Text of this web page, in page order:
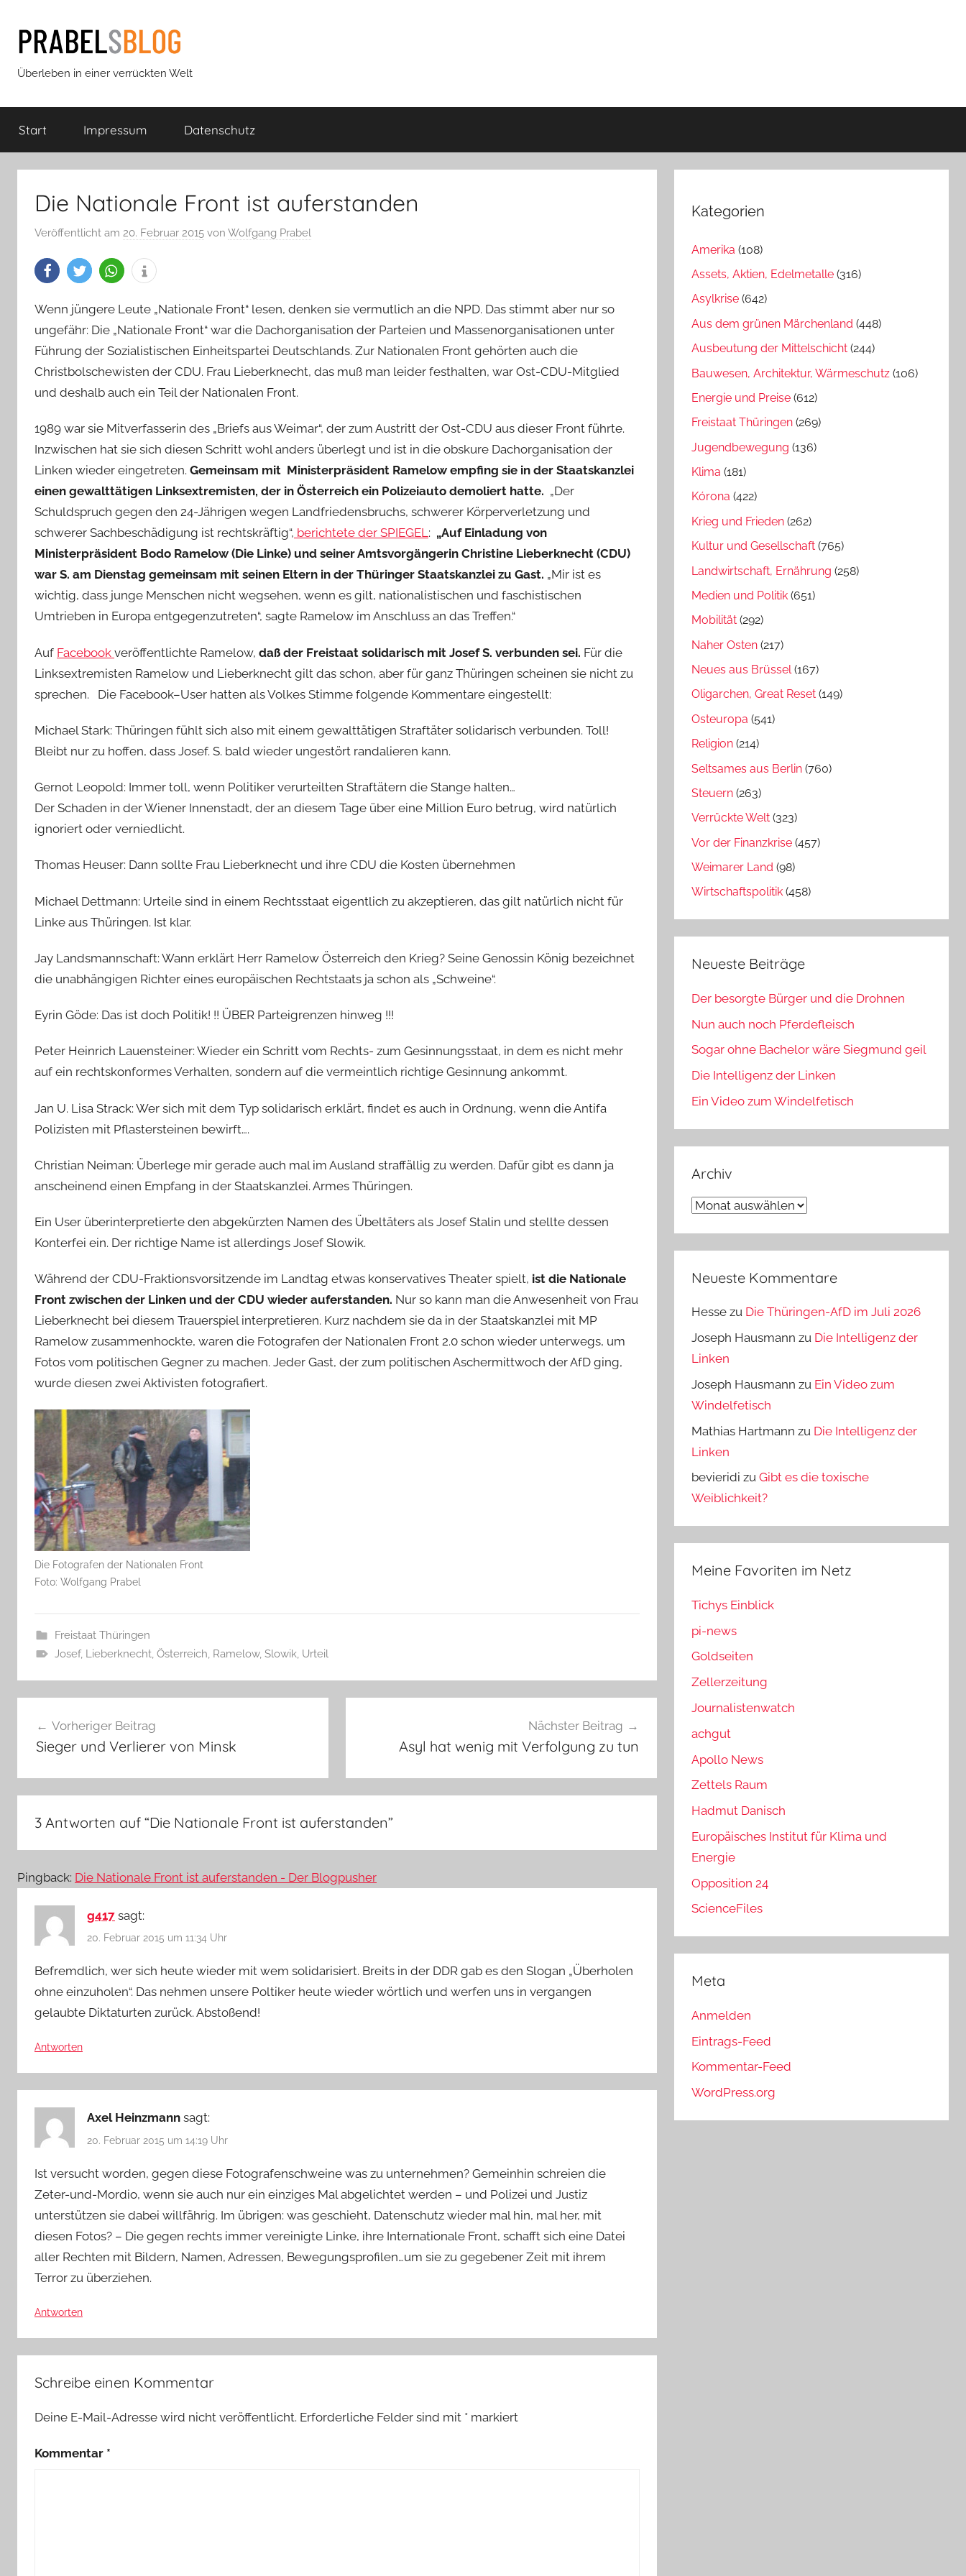
Inhalt
springen
Prabels
Blog
Überleben in einer verrückten Welt
Start Impressum Datenschutz
Die Nationale Front ist auferstanden
Veröffentlicht am 20. Februar 2015 von Wolfgang Prabel
Wenn jüngere Leute „Nationale Front“ lesen, denken sie vermutlich an die NPD. Das stimmt aber nur so
ungefähr: Die „Nationale Front“ war die Dachorganisation der Parteien und Massenorganisationen unter
Führung der Sozialistischen Einheitspartei Deutschlands. Zur Nationalen Front gehörten auch die
Christbolschewisten der CDU. Frau Lieberknecht, das muß man leider festhalten, war Ost-CDU-Mitglied
und deshalb auch ein Teil der Nationalen Front.
1989 war sie Mitverfasserin des „Briefs aus Weimar“, der zum Austritt der Ost-CDU aus dieser Front führte.
Inzwischen hat sie sich diesen Schritt wohl anders überlegt und ist in die obskure Dachorganisation der
Linken wieder eingetreten. Gemeinsam mit Ministerpräsident Ramelow empfing sie in der Staatskanzlei
einen gewalttätigen Linksextremisten, der in Österreich ein Polizeiauto demoliert hatte. „Der
Schuldspruch gegen den 24-Jährigen wegen Landfriedensbruchs, schwerer Körperverletzung und
schwerer Sachbeschädigung ist rechtskräftig“, berichtete der SPIEGEL: „Auf Einladung von
Ministerpräsident Bodo Ramelow (Die Linke) und seiner Amtsvorgängerin Christine Lieberknecht (CDU)
war S. am Dienstag gemeinsam mit seinen Eltern in der Thüringer Staatskanzlei zu Gast. „Mir ist es
wichtig, dass junge Menschen nicht wegsehen, wenn es gilt, nationalistischen und faschistischen
Umtrieben in Europa entgegenzutreten“, sagte Ramelow im Anschluss an das Treffen.“
Auf Facebook veröffentlichte Ramelow, daß der Freistaat solidarisch mit Josef S. verbunden sei. Für die
Linksextremisten Ramelow und Lieberknecht gilt das schon, aber für ganz Thüringen scheinen sie nicht zu
sprechen. Die Facebook–User hatten als Volkes Stimme folgende Kommentare eingestellt:
Michael Stark: Thüringen fühlt sich also mit einem gewalttätigen Straftäter solidarisch verbunden. Toll!
Bleibt nur zu hoffen, dass Josef. S. bald wieder ungestört randalieren kann.
Gernot Leopold: Immer toll, wenn Politiker verurteilten Straftätern die Stange halten…
Der Schaden in der Wiener Innenstadt, der an diesem Tage über eine Million Euro betrug, wird natürlich
ignoriert oder verniedlicht.
Thomas Heuser: Dann sollte Frau Lieberknecht und ihre CDU die Kosten übernehmen
Michael Dettmann: Urteile sind in einem Rechtsstaat eigentlich zu akzeptieren, das gilt natürlich nicht für
Linke aus Thüringen. Ist klar.
Jay Landsmannschaft: Wann erklärt Herr Ramelow Österreich den Krieg? Seine Genossin König bezeichnet
die unabhängigen Richter eines europäischen Rechtstaats ja schon als „Schweine“.
Eyrin Göde: Das ist doch Politik! !! ÜBER Parteigrenzen hinweg !!!
Peter Heinrich Lauensteiner: Wieder ein Schritt vom Rechts- zum Gesinnungsstaat, in dem es nicht mehr
auf ein rechtskonformes Verhalten, sondern auf die vermeintlich richtige Gesinnung ankommt.
Jan U. Lisa Strack: Wer sich mit dem Typ solidarisch erklärt, findet es auch in Ordnung, wenn die Antifa
Polizisten mit Pflastersteinen bewirft….
Christian Neiman: Überlege mir gerade auch mal im Ausland straffällig zu werden. Dafür gibt es dann ja
anscheinend einen Empfang in der Staatskanzlei. Armes Thüringen.
Ein User überinterpretierte den abgekürzten Namen des Übeltäters als Josef Stalin und stellte dessen
Konterfei ein. Der richtige Name ist allerdings Josef Slowik.
Während der CDU-Fraktionsvorsitzende im Landtag etwas konservatives Theater spielt, ist die Nationale
Front zwischen der Linken und der CDU wieder auferstanden. Nur so kann man die Anwesenheit von Frau
Lieberknecht bei diesem Trauerspiel interpretieren. Kurz nachdem sie da in der Staatskanzlei mit MP
Ramelow zusammenhockte, waren die Fotografen der Nationalen Front 2.0 schon wieder unterwegs, um
Fotos vom politischen Gegner zu machen. Jeder Gast, der zum politischen Aschermittwoch der AfD ging,
wurde diesen zwei Aktivisten fotografiert.
Die Fotografen der Nationalen Front
Foto: Wolfgang Prabel
Freistaat Thüringen
Josef, Lieberknecht, Österreich Ramelow, Slowik, Urteil
Vorheriger Beitrag
Sieger und Verlierer von Minsk
Nächster Beitrag
Asyl hat wenig mit Verfolgung zu tun
3 Antworten auf “Die Nationale Front ist auferstanden”
Pingback: Die Nationale Front ist auferstanden - Der Blogpusher
g417 sagt:
20. Februar 2015 um 11:34 Uhr
Befremdlich, wer sich heute wieder mit wem solidarisiert. Breits in der DDR gab es den Slogan „Überholen
ohne einzuholen“. Das nehmen unsere Poltiker heute wieder wörtlich und werfen uns in vergangen
gelaubte Diktaturten zurück. Abstoßend!
Antworten
Axel Heinzmann sagt:
20. Februar 2015 um 14:19 Uhr
Ist versucht worden, gegen diese Fotografenschweine was zu unternehmen? Gemeinhin schreien die
Zeter-und-Mordio, wenn sie auch nur ein einziges Mal abgelichtet werden – und Polizei und Justiz
unterstützen sie dabei willfährig. Im übrigen: was geschieht, Datenschutz wieder mal hin, mal her, mit
diesen Fotos? – Die gegen rechts immer vereinigte Linke, ihre Internationale Front, schafft sich eine Datei
aller Rechten mit Bildern, Namen, Adressen, Bewegungsprofilen…um sie zu gegebener Zeit mit ihrem
Terror zu überziehen.
Antworten
Schreibe einen Kommentar
Deine E-Mail-Adresse wird nicht veröffentlicht. Erforderliche Felder sind mit * markiert
Kommentar *
Kategorien
Amerika (108)
Assets, Aktien, Edelmetalle (316)
Asylkrise (642)
Aus dem grünen Märchenland (448)
Ausbeutung der Mittelschicht (244)
Bauwesen, Architektur, Wärmeschutz (106)
Energie und Preise (612)
Freistaat Thüringen (269)
Jugendbewegung (136)
Klima (181)
Kórona (422)
Krieg und Frieden (262)
Kultur und Gesellschaft (765)
Landwirtschaft, Ernährung (258)
Medien und Politik (651)
Mobilität (292)
Naher Osten (217)
Neues aus Brüssel(167)
Oligarchen, Great Reset (149)
Osteuropa (541)
Religion (214)
Seltsames aus Berlin (760)
Steuern (263)
Verrückte Welt (323)
Vor der Finanzkrise (457)
Weimarer Land (98)
Wirtschaftspolitik (458)
Neueste Beiträge
Der besorgte Bürger und die Drohnen
Nun auch noch Pferdefleisch
Sogar ohne Bachelor wäre Siegmund geil
Die Intelligenz der Linken
Ein Video zum Windelfetisch
Archiv
Archiv
Neueste Kommentare
Hesse zu Die Thüringen-AfD im Juli 2026
Joseph Hausmann zu Die Intelligenz der
Linken
Joseph Hausmann zu Ein Video zum
Windelfetisch
Mathias Hartmann zu Die Intelligenz der
Linken
bevieridi zuGibt es die toxische
Weiblichkeit?
Meine Favoriten im Netz
Tichys Einblick
pi-news
Goldseiten
Zellerzeitung
Journalistenwatch
achgut
Apollo News
Zettels Raum
Hadmut Danisch
Europäisches Institut für Klima und
Energie
Opposition 24
ScienceFiles
Meta
Anmelden
Eintrags-Feed
Kommentar-Feed
WordPress.org